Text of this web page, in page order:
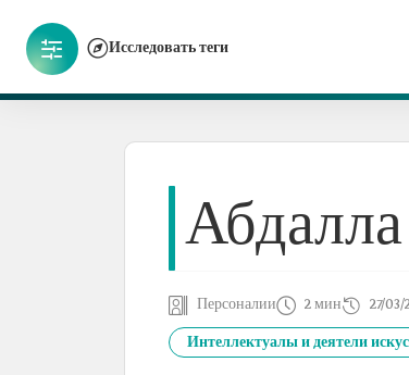
Исследовать теги
Персоналии 2 мин 27/03/
Интеллектуалы и деятели